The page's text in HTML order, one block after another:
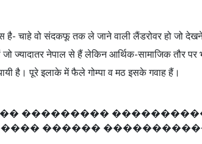
है- चाहे वो संदकफू तक ले जाने वाली लैंडरोवर हो जो
ज्यादातर नेपाल से हैं लेकिन आर्थिक-सामाजिक तौर
है। पूरे इलाके में फैले गोम्पा व मठ इसके गवाह हैं।
�� ��������� ���������
���� ������ ����������